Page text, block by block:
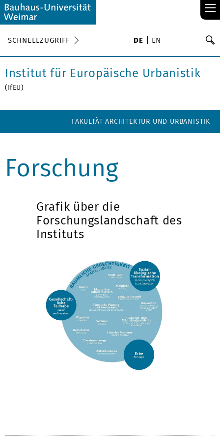
≡
SCHNELLZUGRIFF DE EN
Institut für Europäische Urbanistik
(IfEU)
FAKULTÄT ARCHITEKTUR UND URBANISTIK
Forschung
Grafik über die
Forschungslandschaft des
Instituts